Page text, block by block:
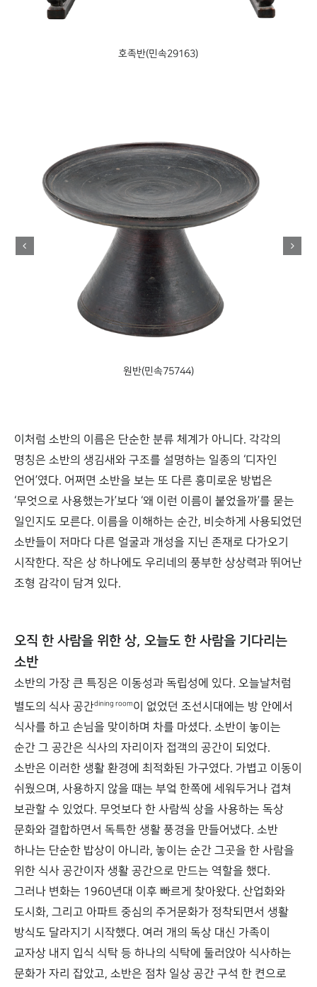
팔각반(민속50283)
일주반(민속91559)
이처럼 소반의 이름은 단순한 분류 체계가 아니다. 각각의
명칭은 소반의 생김새와 구조를 설명하는 일종의 ‘디자인
언어’였다. 어쩌면 소반을 보는 또 다른 흥미로운 방법은
‘무엇으로 사용했는가’보다 ‘왜 이런 이름이 붙었을까’를 묻는
일인지도 모른다. 이름을 이해하는 순간, 비슷하게 사용되었던
소반들이 저마다 다른 얼굴과 개성을 지닌 존재로 다가오기
시작한다. 작은 상 하나에도 우리네의 풍부한 상상력과 뛰어난
조형 감각이 담겨 있다.
오직 한 사람을 위한 상, 오늘도 한 사람을 기다리는
소반
소반의 가장 큰 특징은 이동성과 독립성에 있다. 오늘날처럼
별도의 식사 공간dining room 이 없었던 조선시대에는 방 안에서
식사를 하고 손님을 맞이하며 차를 마셨다. 소반이 놓이는
순간 그 공간은 식사의 자리이자 접객의 공간이 되었다.
소반은 이러한 생활 환경에 최적화된 가구였다. 가볍고 이동이
쉬웠으며, 사용하지 않을 때는 부엌 한쪽에 세워두거나 겹쳐
보관할 수 있었다. 무엇보다 한 사람씩 상을 사용하는 독상
문화와 결합하면서 독특한 생활 풍경을 만들어냈다. 소반
하나는 단순한 밥상이 아니라, 놓이는 순간 그곳을 한 사람을
위한 식사 공간이자 생활 공간으로 만드는 역할을 했다.
그러나 변화는 1960년대 이후 빠르게 찾아왔다. 산업화와
도시화, 그리고 아파트 중심의 주거문화가 정착되면서 생활
방식도 달라지기 시작했다. 여러 개의 독상 대신 가족이
교자상 내지 입식 식탁 등 하나의 식탁에 둘러앉아 식사하는
문화가 자리 잡았고, 소반은 점차 일상 공간 구석 한 켠으로